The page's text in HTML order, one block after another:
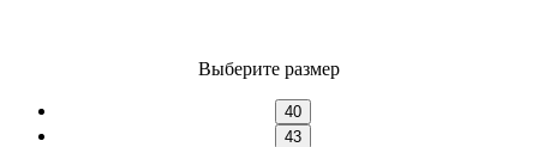
Выберите размер
40
43